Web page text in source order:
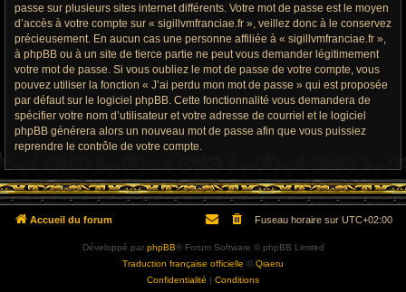
passe sur plusieurs sites internet différents. Votre mot de passe est le moyen
d’accès à votre compte sur « sigillvmfranciae.fr », veillez donc à le conservez
précieusement. En aucun cas une personne affiliée à « sigillvmfranciae.fr »,
à phpBB ou à un site de tierce partie ne peut vous demander légitimement
votre mot de passe. Si vous oubliez le mot de passe de votre compte, vous
pouvez utiliser la fonction « J’ai perdu mon mot de passe » qui est proposée
par défaut sur le logiciel phpBB. Cette fonctionnalité vous demandera de
spécifier votre nom d’utilisateur et votre adresse de courriel et le logiciel
phpBB générera alors un nouveau mot de passe afin que vous puissiez
reprendre le contrôle de votre compte.
Accueil du forum Fuseau horaire sur UTC+02:00
Développé par phpBB® Forum Software © phpBB Limited
Traduction française officielle © Qiaeru
Confidentialité | Conditions